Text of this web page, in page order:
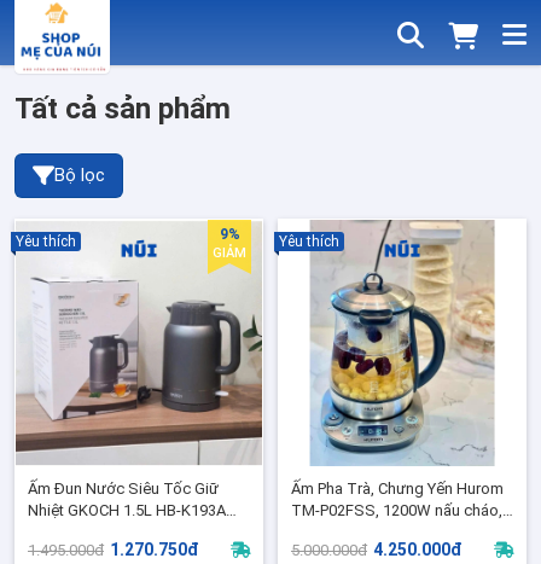
Tất cả sản phẩm
Bộ lọc
Ấm Đun Nước Siêu Tốc Giữ
Nhiệt GKOCH 1.5L HB-K193A
Điều Khiển Strix Giữ Nhiệt 6 Giờ
1.495.000đ 1.270.750đ
Yêu thích 9%
GIẢM
Ấm Pha Trà, Chưng Yến Hurom
TM-P02FSS, 1200W nấu cháo,
Tháng
5.000.000đ 4.250.000đ
Yêu thích